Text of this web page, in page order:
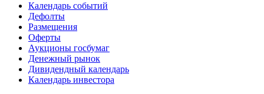
Календарь событий
Дефолты
Размещения
Оферты
Аукционы госбумаг
Денежный рынок
Дивидендный календарь
Календарь инвестора